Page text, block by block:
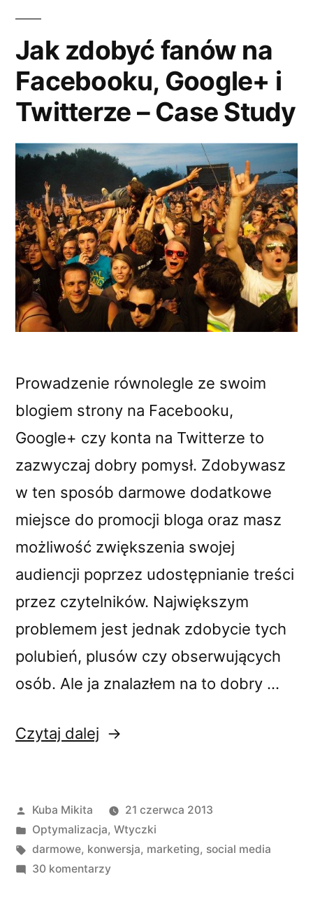
pozycji
Twojej
strony
w
Google
Jak zdobyć fanów na
Facebooku, Google+ i
Twitterze – Case Study
Prowadzenie równolegle ze swoim
blogiem strony na Facebooku,
Google+ czy konta na Twitterze to
zazwyczaj dobry pomysł. Zdobywasz
w ten sposób darmowe dodatkowe
miejsce do promocji bloga oraz masz
możliwość zwiększenia swojej
audiencji poprzez udostępnianie treści
przez czytelników. Największym
problemem jest jednak zdobycie tych
polubień, plusów czy obserwujących
osób. Ale ja znalazłem na to dobry …
Czytaj dalej „Jak
na
Facebooku,
Google+
Opublikowane
przez
Kuba Mikita
21 czerwca 2013
Opublikowano
w
Optymalizacja, Wtyczki
Tagi:
darmowe, konwersja, marketing, social media
30 komentarzydo